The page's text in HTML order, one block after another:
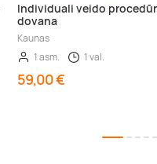
Individuali veido
dovana
Kaunas
1 asm.
1 val.
59,00 €